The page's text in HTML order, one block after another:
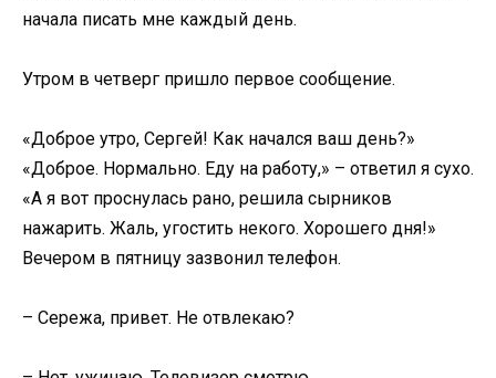
начала писать мне каждый день.
Утром в четверг пришло первое сообщение.
«Доброе утро, Сергей! Как начался ваш день?»
«Доброе. Нормально. Еду на работу,» – ответил я сухо.
«А я вот проснулась рано, решила сырников
нажарить. Жаль, угостить некого. Хорошего дня!»
Вечером в пятницу зазвонил телефон.
– Сережа, привет. Не отвлекаю?